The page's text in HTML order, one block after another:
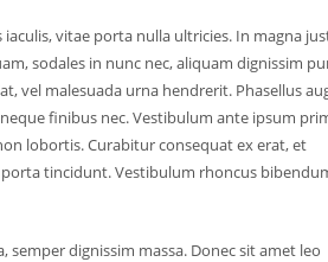
vitae porta nulla ultricies. In magna
sodales in nunc nec, aliquam dignissim
vel malesuada urna hendrerit. Phasellus
finibus nec. Vestibulum ante ipsum
lobortis. Curabitur consequat ex erat, et
tincidunt. Vestibulum rhoncus
semper dignissim massa. Donec sit amet leo